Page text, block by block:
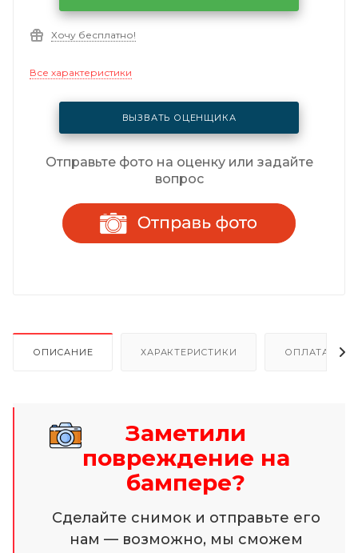
Хочу бесплатно!
Все характеристики
ВЫЗВАТЬ ОЦЕНЩИКА
Отправьте фото на оценку или задайте
вопрос
ОПИСАНИЕ ХАРАКТЕРИСТИКИ ОПЛАТА И
Заметили
повреждение на
бампере?
Сделайте снимок и отправьте его
нам — возможно, мы сможем